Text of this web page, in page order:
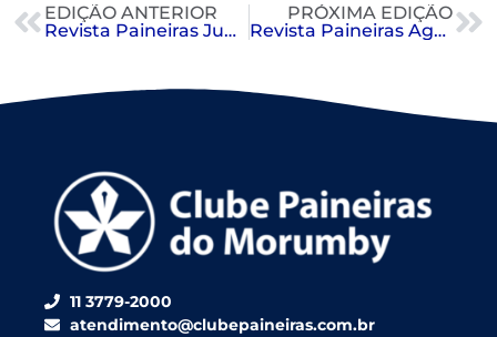
EDIÇÃO ANTERIOR
Revista Paineiras Junho 2023
PRÓXIMA EDIÇÃO
Revista Paineiras Agosto 2023
11 3779-2000
atendimento@clubepaineiras.com.br